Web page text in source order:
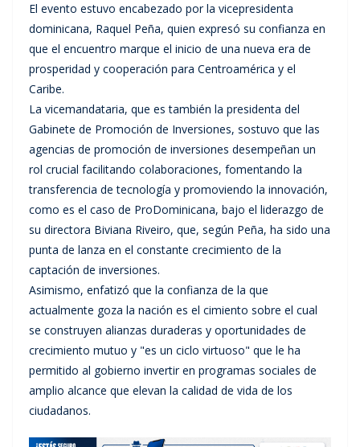
El evento estuvo encabezado por la vicepresidenta
dominicana, Raquel Peña, quien expresó su confianza en
que el encuentro marque el inicio de una nueva era de
prosperidad y cooperación para Centroamérica y el
Caribe.
La vicemandataria, que es también la presidenta del
Gabinete de Promoción de Inversiones, sostuvo que las
agencias de promoción de inversiones desempeñan un
rol crucial facilitando colaboraciones, fomentando la
transferencia de tecnología y promoviendo la innovación,
como es el caso de ProDominicana, bajo el liderazgo de
su directora Biviana Riveiro, que, según Peña, ha sido una
punta de lanza en el constante crecimiento de la
captación de inversiones.
Asimismo, enfatizó que la confianza de la que
actualmente goza la nación es el cimiento sobre el cual
se construyen alianzas duraderas y oportunidades de
crecimiento mutuo y "es un ciclo virtuoso" que le ha
permitido al gobierno invertir en programas sociales de
amplio alcance que elevan la calidad de vida de los
ciudadanos.